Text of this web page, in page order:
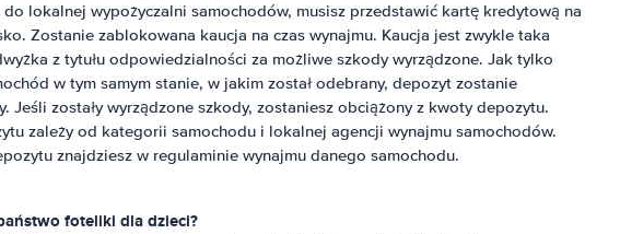
do lokalnej wypożyczalni samochodów, musisz przedstawić kartę kredytową na
Zostanie zablokowana kaucja na czas wynajmu. Kaucja jest zwykle taka
z tytułu odpowiedzialności za możliwe szkody wyrządzone. Jak tylko
w tym samym stanie, w jakim został odebrany, depozyt zostanie
Jeśli zostały wyrządzone szkody, zostaniesz obciążony z kwoty depozytu.
zależy od kategorii samochodu i lokalnej agencji wynajmu samochodów.
znajdziesz w regulaminie wynajmu danego samochodu.
foteliki dla dzieci?